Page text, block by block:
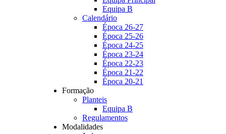
Equipa B
Calendário
Época 26-27
Época 25-26
Época 24-25
Época 23-24
Época 22-23
Época 21-22
Época 20-21
Formação
Planteis
Equipa B
Regulamentos
Modalidades